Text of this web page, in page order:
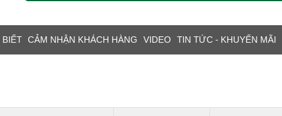
BIẾT CẢM NHẬN KHÁCH HÀNG VIDEO TIN TỨC - KHUYẾN MÃI